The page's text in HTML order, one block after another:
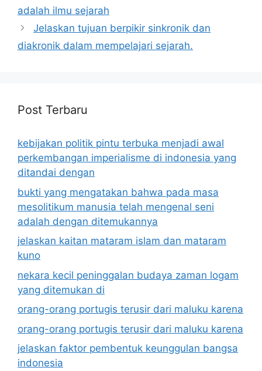
adalah ilmu sejarah
Jelaskan tujuan berpikir sinkronik dan
diakronik dalam mempelajari sejarah.
Post Terbaru
kebijakan politik pintu terbuka menjadi awal
perkembangan imperialisme di indonesia yang
ditandai dengan
bukti yang mengatakan bahwa pada masa
mesolitikum manusia telah mengenal seni
adalah dengan ditemukannya
jelaskan kaitan mataram islam dan mataram
kuno
nekara kecil peninggalan budaya zaman logam
yang ditemukan di
orang-orang portugis terusir dari maluku karena
orang-orang portugis terusir dari maluku karena
jelaskan faktor pembentuk keunggulan bangsa
indonesia